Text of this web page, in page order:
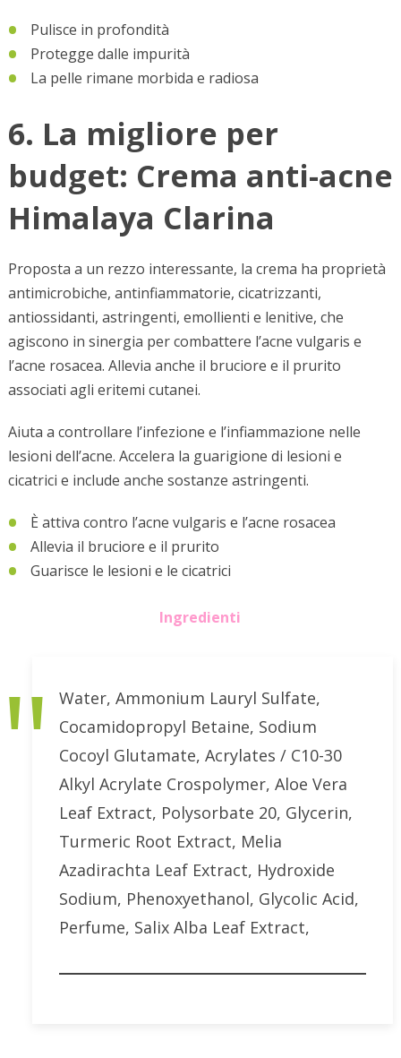
Pulisce in profondità
Protegge dalle impurità
La pelle rimane morbida e radiosa
6. La migliore per
budget: Crema anti-acne
Himalaya Clarina
Proposta a un rezzo interessante, la crema ha proprietà
antimicrobiche, antinfiammatorie, cicatrizzanti,
antiossidanti, astringenti, emollienti e lenitive, che
agiscono in sinergia per combattere l’acne vulgaris e
l’acne rosacea. Allevia anche il bruciore e il prurito
associati agli eritemi cutanei.
Aiuta a controllare l’infezione e l’infiammazione nelle
lesioni dell’acne. Accelera la guarigione di lesioni e
cicatrici e include anche sostanze astringenti.
È attiva contro l’acne vulgaris e l’acne rosacea
Allevia il bruciore e il prurito
Guarisce le lesioni e le cicatrici
Ingredienti
Water, Ammonium Lauryl Sulfate,
Cocamidopropyl Betaine, Sodium
Cocoyl Glutamate, Acrylates / C10-30
Alkyl Acrylate Crospolymer, Aloe Vera
Leaf Extract, Polysorbate 20, Glycerin,
Turmeric Root Extract, Melia
Azadirachta Leaf Extract, Hydroxide
Sodium, Phenoxyethanol, Glycolic Acid,
Perfume, Salix Alba Leaf Extract,